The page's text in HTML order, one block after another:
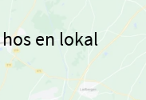
en lokal